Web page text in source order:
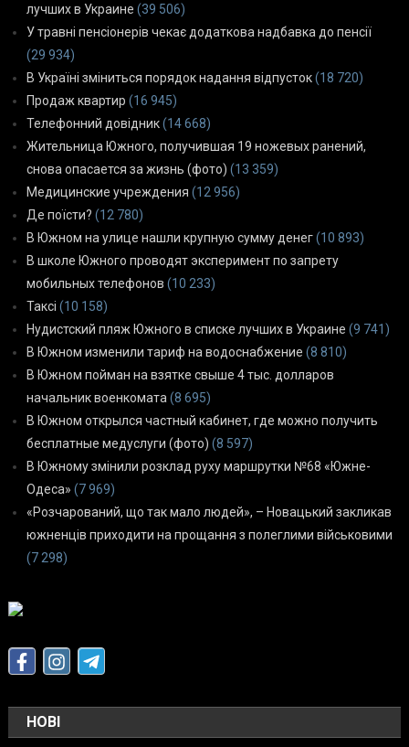
лучших в Украине (39 506)
У травні пенсіонерів чекає додаткова надбавка до пенсії
(29 934)
В Україні зміниться порядок надання відпусток(18 720)
Продаж квартир (16 945)
Телефонний довідник(14 668)
Жительница Южного, получившая 19 ножевых ранений,
снова опасается за жизнь (фото) (13 359)
Медицинские учреждения (12 956)
Де поїсти? (12 780)
В Южном на улице нашли крупную сумму денег(10 893)
В школе Южного проводят эксперимент по запрету
мобильных телефонов (10 233)
Таксі (10 158)
Нудистский пляж Южного в списке лучших в Украине (9 741)
В Южном изменили тариф на водоснабжение (8 810)
В Южном пойман на взятке свыше 4 тыс. долларов
начальник военкомата (8 695)
В Южном открылся частный кабинет, где можно получить
бесплатные медуслуги (фото) (8 597)
В Южному змінили розклад руху маршрутки №68 «Южне-
Одеса» (7 969)
«Розчарований, що так мало людей», – Новацький закликав
южненців приходити на прощання з полеглими військовими
(7 298)
НОВІ